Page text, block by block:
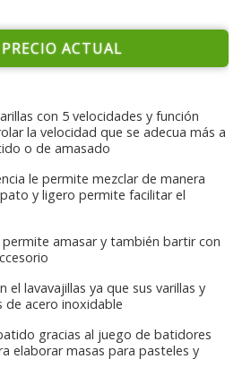
ACTUAL
con 5 velocidades y función
la velocidad que se adecua más a
o de amasado
le permite mezclar de manera
y ligero permite facilitar el
amasar y también bartir con
el lavavajillas ya que sus varillas y
de acero inoxidable
gracias al juego de batidores
elaborar masas para pasteles y